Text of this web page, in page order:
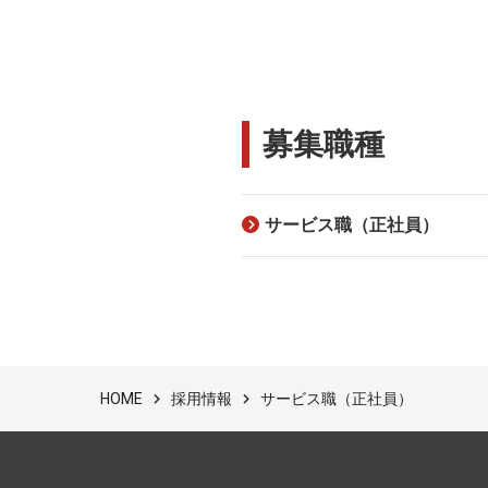
募集職種
サービス職（正社員）
HOME 採用情報 サービス職（正社員）